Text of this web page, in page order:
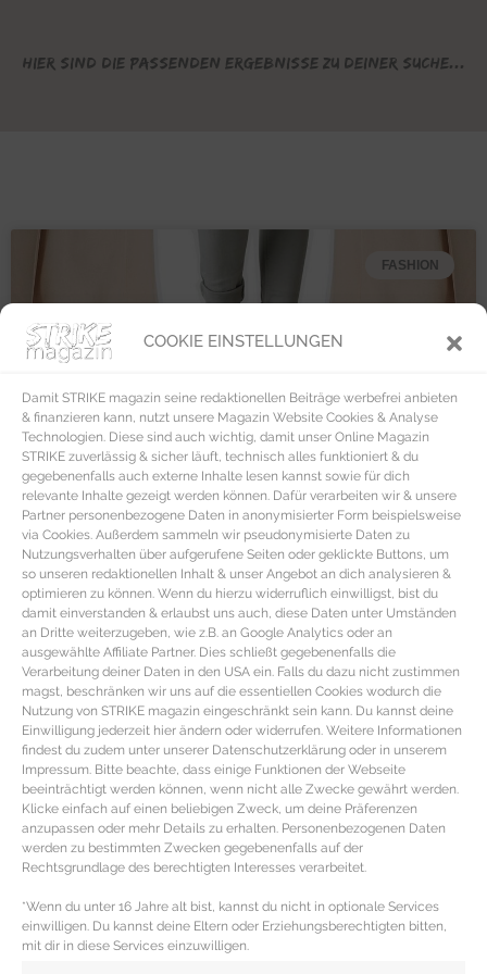
COOKIE EINSTELLUNGEN
Damit STRIKE magazin seine redaktionellen Beiträge werbefrei anbieten
& finanzieren kann, nutzt unsere Magazin Website Cookies & Analyse
Technologien. Diese sind auch wichtig, damit unser Online Magazin
STRIKE zuverlässig & sicher läuft, technisch alles funktioniert & du
gegebenenfalls auch externe Inhalte lesen kannst sowie für dich
relevante Inhalte gezeigt werden können. Dafür verarbeiten wir & unsere
Partner personenbezogene Daten in anonymisierter Form beispielsweise
via Cookies. Außerdem sammeln wir pseudonymisierte Daten zu
Nutzungsverhalten über aufgerufene Seiten oder geklickte Buttons, um
so unseren redaktionellen Inhalt & unser Angebot an dich analysieren &
optimieren zu können. Wenn du hierzu widerruflich einwilligst, bist du
damit einverstanden & erlaubst uns auch, diese Daten unter Umständen
an Dritte weiterzugeben, wie z.B. an Google Analytics oder an
ausgewählte Affiliate Partner. Dies schließt gegebenenfalls die
Verarbeitung deiner Daten in den USA ein. Falls du dazu nicht zustimmen
magst, beschränken wir uns auf die essentiellen Cookies wodurch die
Nutzung von STRIKE magazin eingeschränkt sein kann. Du kannst deine
Einwilligung jederzeit hier ändern oder widerrufen. Weitere Informationen
findest du zudem unter unserer Datenschutzerklärung oder in unserem
Impressum. Bitte beachte, dass einige Funktionen der Webseite
beeinträchtigt werden können, wenn nicht alle Zwecke gewährt werden.
Klicke einfach auf einen beliebigen Zweck, um deine Präferenzen
anzupassen oder mehr Details zu erhalten. Personenbezogenen Daten
werden zu bestimmten Zwecken gegebenenfalls auf der
Rechtsgrundlage des berechtigten Interesses verarbeitet.
*Wenn du unter 16 Jahre alt bist, kannst du nicht in optionale Services
einwilligen. Du kannst deine Eltern oder Erziehungsberechtigten bitten,
mit dir in diese Services einzuwilligen.
Hier sind die passenden Ergebnisse zu deiner Suche...
FASHION
SOMMERLIEBLING – Espadrilles in
den Trendfarben Natur, Rosa und
Metallic
Espadrilles in Metallic, Rosa & Natur für jedes Budget
Egal ob Espadrilles, Alpargatas oder Espandrilles
genannt – Ohne die sommerlichen